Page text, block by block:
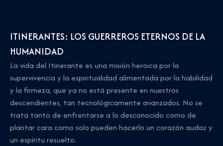
ITINERANTES: LOS GUERREROS ETERNOS DE LA
HUMANIDAD
La vida del Itinerante es una misión heroica por la
supervivencia y la espiritualidad alimentada por la habilidad
y la firmeza, que ya no está presente en nuestros
descendientes, tan tecnológicamente avanzados. No se
trata tanto de enfrentarse a lo desconocido como de
plantar cara como solo pueden hacerlo un corazón audaz y
un espíritu resuelto.